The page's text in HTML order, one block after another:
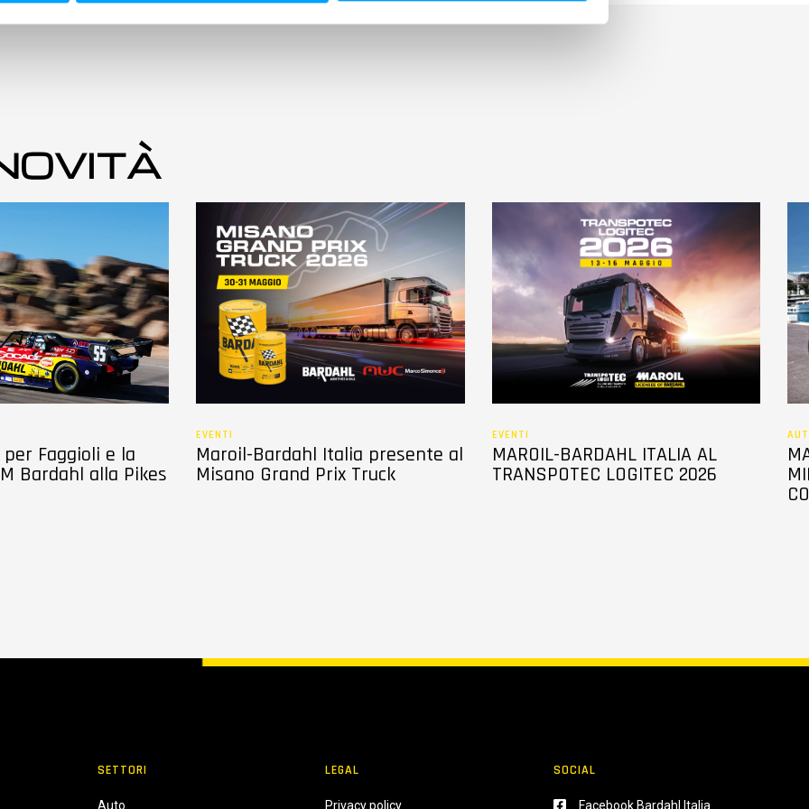
Faggioli e la
Bardahl alla Pikes
EVENTI
Maroil-Bardahl Italia presente al
Misano Grand Prix Truck
EVENTI
MAROIL-BARDAHL ITALIA AL
TRANSPOTEC LOGITEC 2026
SETTORI
Auto
LEGAL
Privacy policy
SOCIAL
Facebook Bardahl Italia